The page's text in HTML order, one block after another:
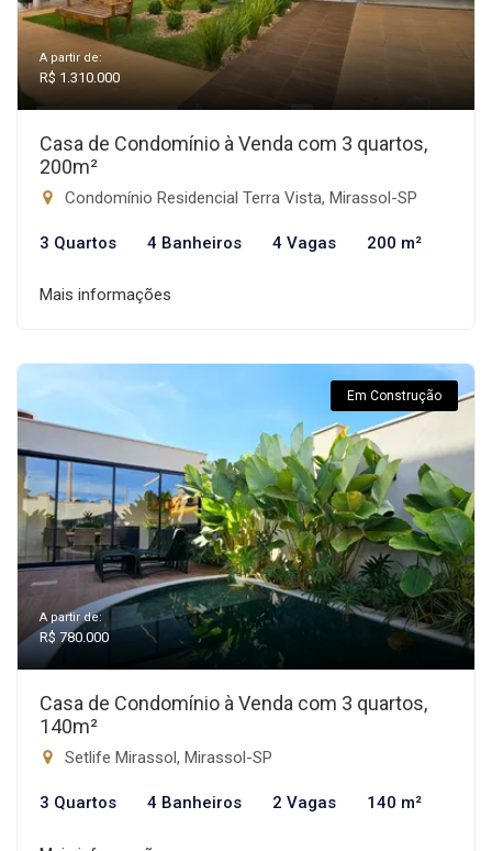
A partir de:
R$ 1.310.000
Casa de Condomínio à Venda com 3 quartos,
200m²
Condomínio Residencial Terra Vista, Mirassol-SP
3 Quartos 4 Banheiros 4 Vagas 200 m²
Mais informações
Em Construção
A partir de:
R$ 780.000
Casa de Condomínio à Venda com 3 quartos,
140m²
Setlife Mirassol, Mirassol-SP
3 Quartos 4 Banheiros 2 Vagas 140 m²